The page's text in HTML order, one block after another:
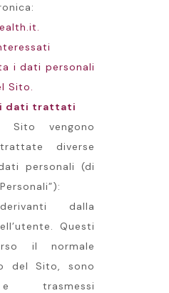
i dati personali
Sito.
dati trattati
Sito vengono
diverse
personali (di
dalla
Questi
il normale
del Sito, sono
trasmessi